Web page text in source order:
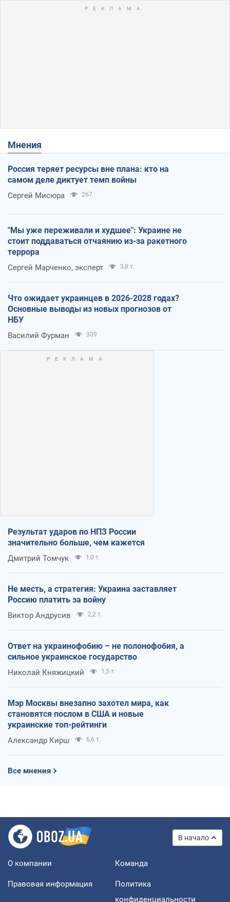
Мнения
Россия теряет ресурсы вне плана: кто на
самом деле диктует темп войны
Сергей Мисюра 267
"Мы уже переживали и худшее": Украине не
стоит поддаваться отчаянию из-за ракетного
террора
Сергей Марченко, эксперт 3,8 т.
Что ожидает украинцев в 2026-2028 годах?
Основные выводы из новых прогнозов от
НБУ
Василий Фурман 309
Результат ударов по НПЗ России
значительно больше, чем кажется
Дмитрий Томчук 1,0 т.
Не месть, а стратегия: Украина заставляет
Россию платить за войну
Виктор Андрусив 2,2 т.
Ответ на украинофобию – не полонофобия, а
сильное украинское государство
Николай Княжицкий 1,5 т.
Мэр Москвы внезапно захотел мира, как
становятся послом в США и новые
украинские топ-рейтинги
Александр Кирш 6,6 т.
Все мнения
В начало
О компании Команда
Правовая информация
Политика
конфиденциальности